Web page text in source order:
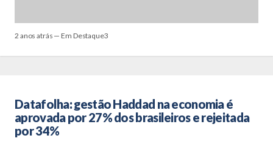
2 anos atrás — Em Destaque3
Datafolha: gestão Haddad na economia é
aprovada por 27% dos brasileiros e rejeitada
por 34%